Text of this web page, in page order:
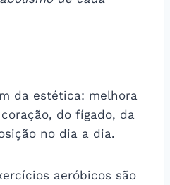
da estética: melhora
do fígado, da
no dia a dia.
aeróbicos são